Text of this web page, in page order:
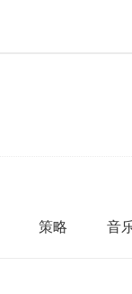
策略 音